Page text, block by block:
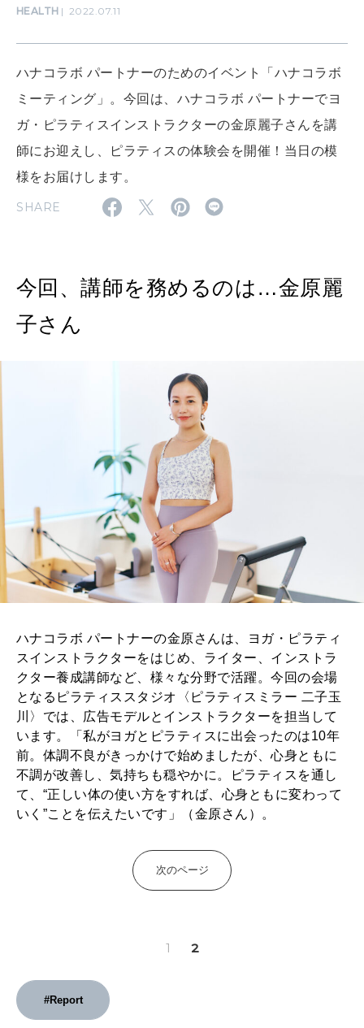
MAMA
SUSTAINABLE
MAGAZINE
特集
2026年9月号「北海道 おいしく遊ぶ、夏のご褒美旅。」
2026年8月号『お茶の時間です。』
2026年7月号「鎌倉 ローカルが 教えてくれた 本当の歩き方。」
2026年6月号「大銀座 トレンドが生まれる 新しい一流店へ。」
2026年5月号「“大好き”に出会いに。韓国」
2026年4月号「未来をつくる、学びの教科書。」
2026年3月号「スイーツ予想図 2026」
2026年2月号「良運を掴む 新・開運術。」
2026年1月号「猫がいれば、幸せ」
2025年12月号「お酒の新常識。」
MAGAZINE
FOLLOW US!
HEALTH 2022.07.11
ハナコラボ パートナーのためのイベント「ハナコラボ
ミーティング」。今回は、ハナコラボ パートナーでヨ
ガ・ピラティスインストラクターの金原麗子さんを講
師にお迎えし、ピラティスの体験会を開催！当日の模
様をお届けします。
SHARE
今回、講師を務めるのは…金原麗
子さん
ハナコラボ パートナーの金原さんは、ヨガ・ピラティ
スインストラクターをはじめ、ライター、インストラ
クター養成講師など、様々な分野で活躍。今回の会場
となるピラティススタジオ〈ピラティスミラー 二子玉
川〉では、広告モデルとインストラクターを担当して
います。「私がヨガとピラティスに出会ったのは10年
前。体調不良がきっかけで始めましたが、心身ともに
不調が改善し、気持ちも穏やかに。ピラティスを通し
て、“正しい体の使い方をすれば、心身ともに変わって
いく”ことを伝えたいです」（金原さん）。
次のページ
1 2
#Report